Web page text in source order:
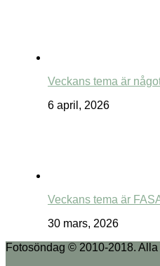
Veckans tema är
6 april, 2026
Veckans tema är
30 mars, 2026
Fotosöndag © 2010-2018.